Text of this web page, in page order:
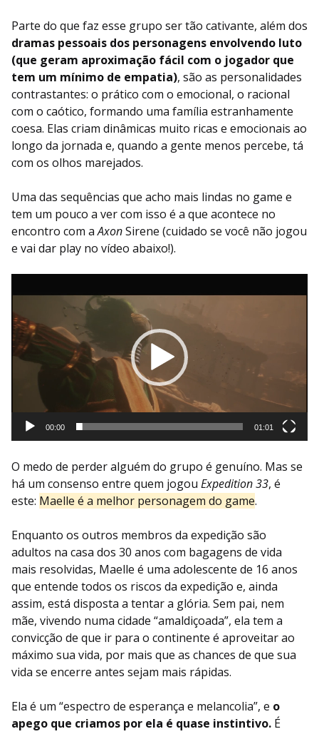
Parte do que faz esse grupo ser tão cativante, além dos
dramas pessoais dos personagens envolvendo luto
(que geram aproximação fácil com o jogador que
tem um mínimo de empatia), são as personalidades
contrastantes: o prático com o emocional, o racional
com o caótico, formando uma família estranhamente
coesa. Elas criam dinâmicas muito ricas e emocionais ao
longo da jornada e, quando a gente menos percebe, tá
com os olhos marejados.
Uma das sequências que acho mais lindas no game e
tem um pouco a ver com isso é a que acontece no
encontro com aAxonSirene (cuidado se você não jogou
e vai dar play no vídeo abaixo!).
Tocador
de
00:00 01:01
O medo de perder alguém do grupo é genuíno. Mas se
há um consenso entre quem jogou Expedition 33, é
este: Maelle é a melhor personagem do game.
Enquanto os outros membros da expedição são
adultos na casa dos 30 anos com bagagens de vida
mais resolvidas, Maelle é uma adolescente de 16 anos
que entende todos os riscos da expedição e, ainda
assim, está disposta a tentar a glória. Sem pai, nem
mãe, vivendo numa cidade “amaldiçoada”, ela tem a
convicção de que ir para o continente é aproveitar ao
máximo sua vida, por mais que as chances de que sua
vida se encerre antes sejam mais rápidas.
Ela é um “espectro de esperança e melancolia”, e o
apego que criamos por ela é quase instintivo. É